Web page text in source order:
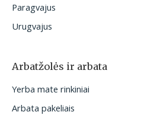
Paragvajus
Urugvajus
Arbatžolės ir arbata
Yerba mate rinkiniai
Arbata pakeliais